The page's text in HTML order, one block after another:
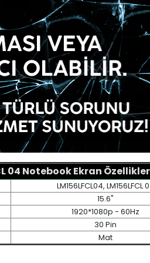
04 Notebook Ekran
LM156LFCL04, LM156LFCL
15.6"
1920*1080p - 60Hz
30 Pin
Mat